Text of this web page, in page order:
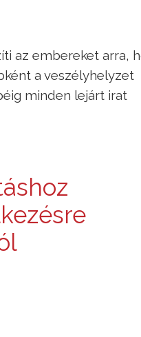
az embereket arra,
a veszélyhelyzet
minden lejárt irat